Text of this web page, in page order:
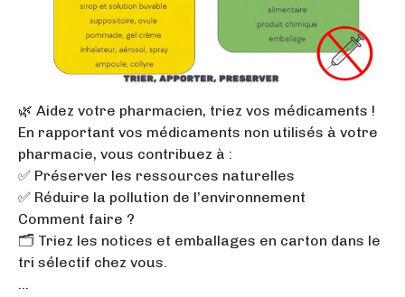
🌿 Aidez votre pharmacien, triez vos médicaments !
En rapportant vos médicaments non utilisés à votre
pharmacie, vous contribuez à :
✅ Préserver les ressources naturelles
✅ Réduire la pollution de l’environnement
Comment faire ?
🗂️ Triez les notices et emballages en carton dans le
tri sélectif chez vous.
...